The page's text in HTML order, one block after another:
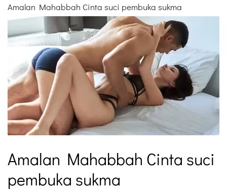
Amalan Mahabbah Cinta suci pembuka sukma
Amalan Mahabbah Cinta suci
pembuka sukma